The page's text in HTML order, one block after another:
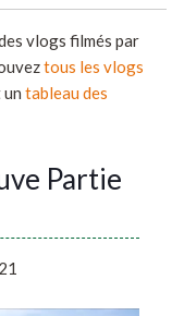
vlogs filmés par
tous les vlogs
tableau des
Partie